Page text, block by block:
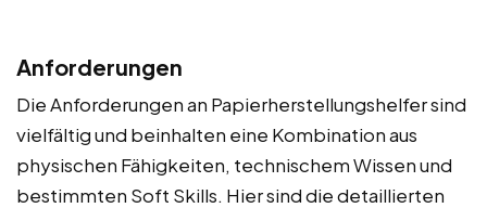
Anforderungen
Die Anforderungen an Papierherstellungshelfer sind
vielfältig und beinhalten eine Kombination aus
physischen Fähigkeiten, technischem Wissen und
bestimmten Soft Skills. Hier sind die detaillierten